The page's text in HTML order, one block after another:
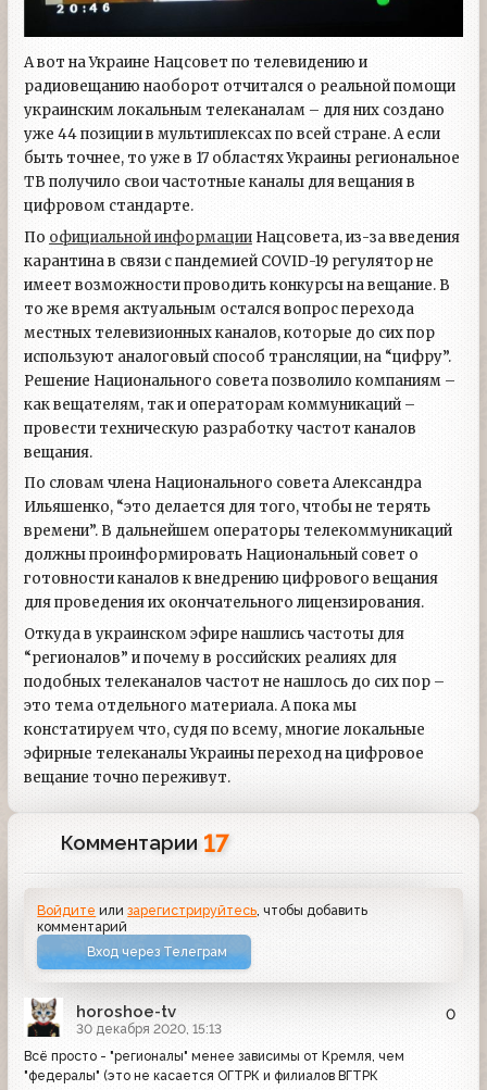
А вот на Украине Нацсовет по телевидению и
радиовещанию наоборот отчитался о реальной помощи
украинским локальным телеканалам – для них создано
уже 44 позиции в мультиплексах по всей стране. А если
быть точнее, то уже в 17 областях Украины региональное
ТВ получило свои частотные каналы для вещания в
цифровом стандарте.
По официальной информации Нацсовета, из-за введения
карантина в связи с пандемией COVID-19 регулятор не
имеет возможности проводить конкурсы на вещание. В
то же время актуальным остался вопрос перехода
местных телевизионных каналов, которые до сих пор
используют аналоговый способ трансляции, на “цифру”.
Решение Национального совета позволило компаниям –
как вещателям, так и операторам коммуникаций –
провести техническую разработку частот каналов
вещания.
По словам члена Национального совета Александра
Ильяшенко, “это делается для того, чтобы не терять
времени”. В дальнейшем операторы телекоммуникаций
должны проинформировать Национальный совет о
готовности каналов к внедрению цифрового вещания
для проведения их окончательного лицензирования.
Откуда в украинском эфире нашлись частоты для
“регионалов” и почему в российских реалиях для
подобных телеканалов частот не нашлось до сих пор –
это тема отдельного материала. А пока мы
констатируем что, судя по всему, многие локальные
эфирные телеканалы Украины переход на цифровое
вещание точно переживут.
Комментарии 17
Войдите илизарегистрируйтесь , чтобы добавить
комментарий
Вход через Телеграм
horoshoe-tv
30 декабря 2020, 15:13
0
Всё просто - "регионалы" менее зависимы от Кремля, чем
"федералы" (это не касается ОГТРК и филиалов ВГТРК